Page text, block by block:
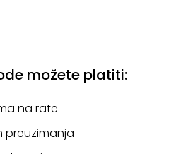
možete platiti:
na rate
preuzimanja